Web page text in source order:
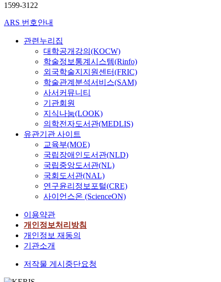
1599-3122
ARS 번호안내
관련누리집
대학공개강의(KOCW)
학술정보통계시스템(Rinfo)
외국학술지지원센터(FRIC)
학술관계분석서비스(SAM)
사서커뮤니티
기관회원
지식나눔(LOOK)
의학전자도서관(MEDLIS)
유관기관 사이트
교육부(MOE)
국립장애인도서관(NLD)
국립중앙도서관(NL)
국회도서관(NAL)
연구윤리정보포털(CRE)
사이언스온 (ScienceON)
이용약관
개인정보처리방침
개인정보 재동의
기관소개
저작물 게시중단요청